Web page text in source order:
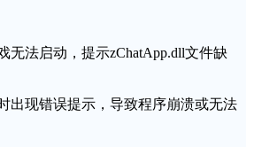
无法启动，提示zChatApp.dll文件缺
出现错误提示，导致程序崩溃或无法